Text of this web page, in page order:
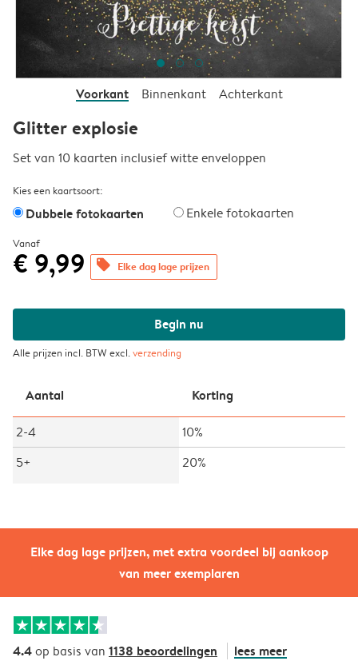
Elke dag lage prijzen, met extra voordeel bij aankoop
van meer exemplaren
Voorkant Binnenkant Achterkant
Glitter explosie
Set van 10 kaarten inclusief witte enveloppen
Kies een kaartsoort:
Dubbele fotokaarten Enkele fotokaarten
Vanaf
€ 9,99 offers Elke dag lage prijzen
Begin nu
Alle prijzen incl. BTW excl.verzending
Aantal Korting
2-4
10%
5+
20%
4.4op basis van 1138 beoordelingen lees meer